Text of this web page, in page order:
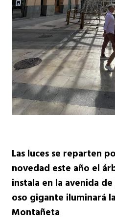
Las luces se reparten
novedad este año el
instala en la avenida
oso gigante iluminará
Montañeta